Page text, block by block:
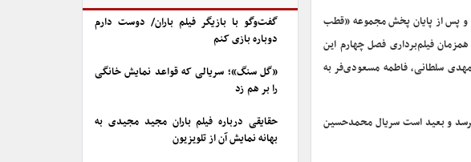
و پس از پایان پخش مجموعه «قطب
فیلم‌برداری فصل چهارم این
سلطانی، فاطمه مسعودی‌فر به
و بعید است سریال محمدحسین
گفت‌وگو با بازیگر فیلم باران/ دوست دارم
دوباره بازی کنم
«گل سنگ»؛ سریالی که قواعد نمایش خانگی
را بر هم زد
حقایقی درباره فیلم باران مجید مجیدی به
بهانه نمایش آن از تلویزیون